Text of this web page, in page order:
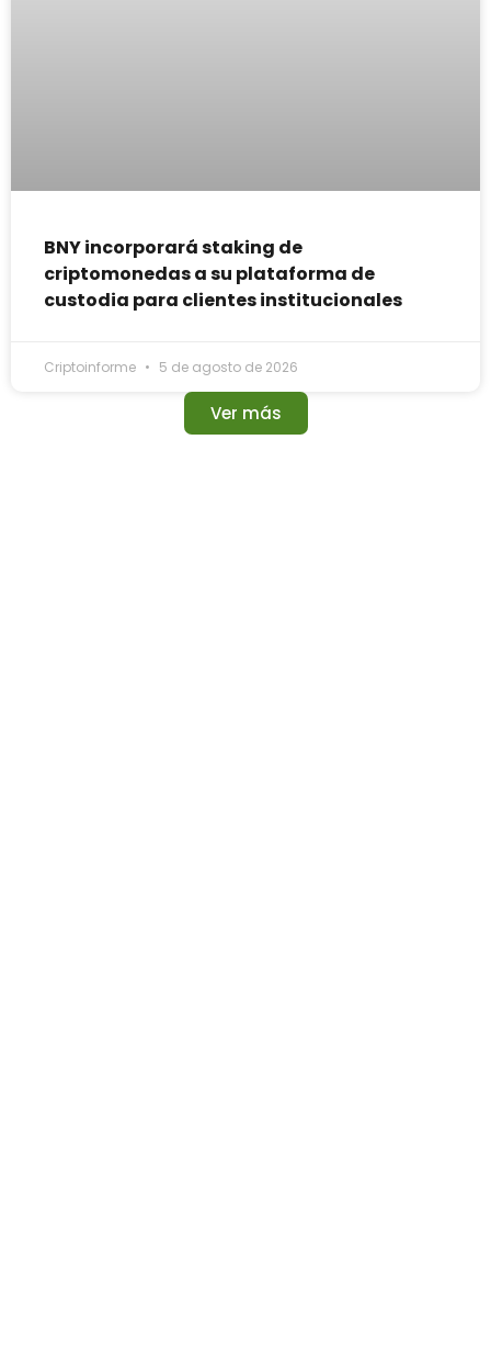
BNY incorporará staking de
criptomonedas a su plataforma de
custodia para clientes institucionales
Criptoinforme 5 de agosto de 2026
Ver más